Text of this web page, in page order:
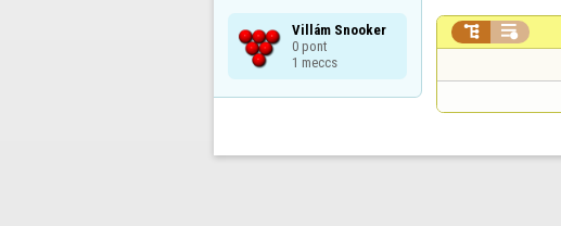
Villám Snooker
0 pont
1 meccs
 